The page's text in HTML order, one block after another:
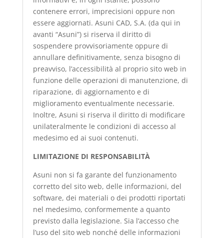
contenere errori, imprecisioni oppure non
essere aggiornati. Asuni CAD, S.A. (da qui in
avanti “Asuni”) si riserva il diritto di
sospendere provvisoriamente oppure di
annullare definitivamente, senza bisogno di
preavviso, l’accessibilità al proprio sito web in
funzione delle operazioni di manutenzione, di
riparazione, di aggiornamento e di
miglioramento eventualmente necessarie.
Inoltre, Asuni si riserva il diritto di modificare
unilateralmente le condizioni di accesso al
medesimo ed ai suoi contenuti.
LIMITAZIONE DI RESPONSABILITÀ
Asuni non si fa garante del funzionamento
corretto del sito web, delle informazioni, del
software, dei materiali o dei prodotti riportati
nel medesimo, conformemente a quanto
previsto dalla legislazione. Sia l’accesso che
l’uso del sito web nonché delle informazioni